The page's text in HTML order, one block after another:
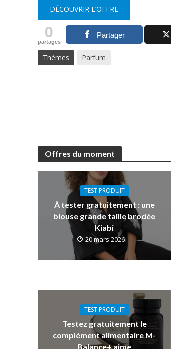
DÉCOUVRIR L’OFFRE
0
partages
Partager
Thèmes Parfum
Offres du moment
TEST PRODUIT
À tester gratuitement : une
blouse grande taille brodée
Kiabi
20 mars 2026
TEST PRODUIT
Testez gratuitement le
complément alimentaire M-
Balance+ aime